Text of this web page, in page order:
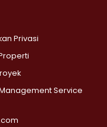
Privasi
Service